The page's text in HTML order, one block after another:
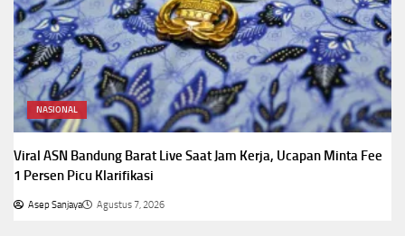
NASIONAL
Viral ASN Bandung Barat Live Saat Jam Kerja, Ucapan Minta Fee
1 Persen Picu Klarifikasi
Asep Sanjaya Agustus 7, 2026